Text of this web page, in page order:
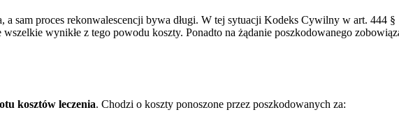
sam proces rekonwalescencji bywa długi. W tej sytuacji Kodeks Cywilny w art. 444
wynikłe z tego powodu koszty. Ponadto na żądanie poszkodowanego
kosztów leczenia. Chodzi o koszty ponoszone przez poszkodowanych za: